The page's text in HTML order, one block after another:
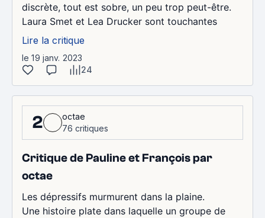
discrète, tout est sobre, un peu trop peut-être.
Laura Smet et Lea Drucker sont touchantes
Lire la critique
le 19 janv. 2023
24
2
octae
76 critiques
Critique de Pauline et François par
octae
Les dépressifs murmurent dans la plaine.
Une histoire plate dans laquelle un groupe de